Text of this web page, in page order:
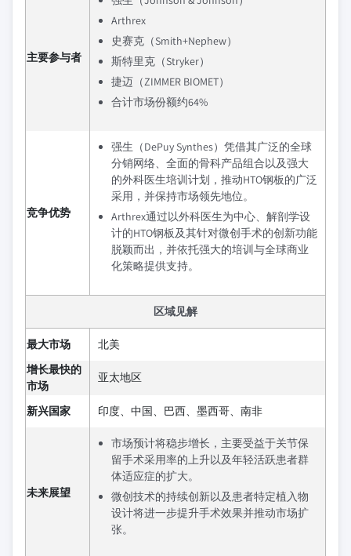
主要参与者
Arthrex
史赛克（Smith+Nephew）
斯特里克（Stryker）
捷迈（ZIMMER BIOMET）
合计市场份额约64%
竞争优势
强生（DePuy Synthes）凭借其广泛的全球
分销网络、全面的骨科产品组合以及强大
的外科医生培训计划，推动HTO钢板的广泛
采用，并保持市场领先地位。
Arthrex通过以外科医生为中心、解剖学设
计的HTO钢板及其针对微创手术的创新功能
脱颖而出，并依托强大的培训与全球商业
化策略提供支持。
区域见解
最大市场
北美
增长最快的
市场
亚太地区
新兴国家 印度、中国、巴西、墨西哥、南非
未来展望
市场预计将稳步增长，主要受益于关节保
留手术采用率的上升以及年轻活跃患者群
体适应症的扩大。
微创技术的持续创新以及患者特定植入物
设计将进一步提升手术效果并推动市场扩
张。